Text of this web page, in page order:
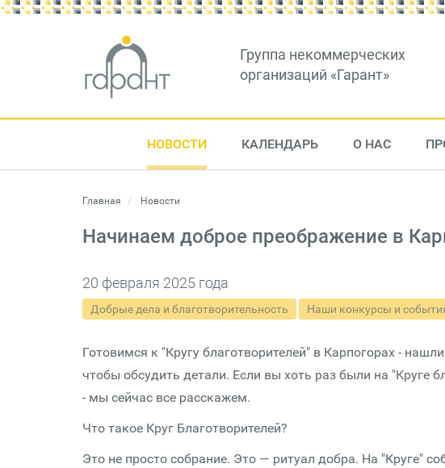
Группа некоммерческих
организаций «Гарант»
НОВОСТИ КАЛЕНДАРЬ О НАС
Главная Новости
Начинаем доброе преображение в
20 февраля 2025 года
Добрые дела и благотворительность Наши конкурсы и
Готовимся к "Кругу благотворителей" в Карпогорах -
чтобы обсудить детали. Если вы хоть раз были на "Круге
- мы сейчас все расскажем.
Что такое Круг Благотворителей?
Это не просто собрание. Это — ритуал добра. На "Круге"